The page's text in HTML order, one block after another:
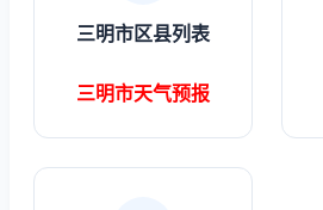
三明市区县列表
三明市天气预报